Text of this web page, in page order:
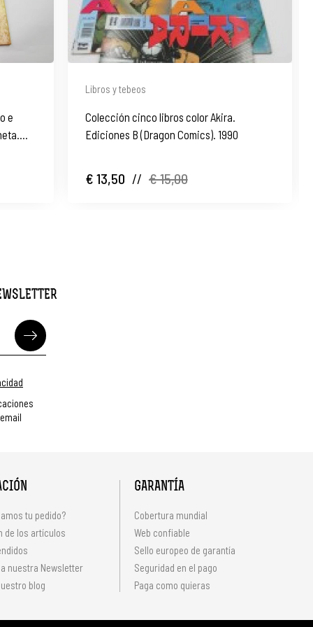
e
Libros y tebeos
Colección cinco libros color Akira.
Ediciones B (Dragon Comics). 1990
€ 13,50 // € 15,00
tu pedido?
de los artículos
nuestra Newsletter
blog
GARANTÍA
Cobertura mundial
Web confiable
Sello europeo de garantía
Seguridad en el pago
Paga como quieras